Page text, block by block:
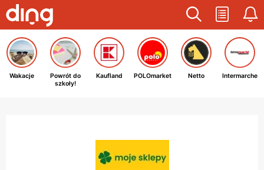
Wakacje
Powrót do
szkoły!
Kaufland POLOmarket Netto Intermarche